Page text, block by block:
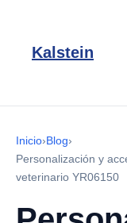
Kalstein
Inicio›Blog›
Personalización y
veterinario YR06150